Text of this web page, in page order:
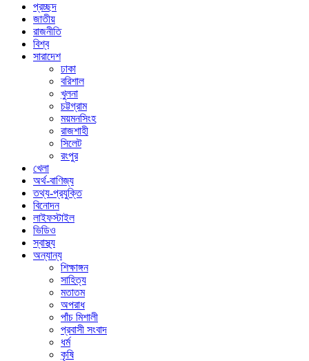
প্রচ্ছদ
জাতীয়
রাজনীতি
বিশ্ব
সারাদেশ
ঢাকা
বরিশাল
খুলনা
চট্টগ্রাম
ময়মনসিংহ
রাজশাহী
সিলেট
রংপুর
খেলা
অর্থ-বাণিজ্য
তথ্য-প্রযুক্তি
বিনোদন
লাইফস্টাইল
ভিডিও
স্বাস্থ্য
অন্যান্য
শিক্ষাঙ্গন
সাহিত্য
মতাতম
অপরাধ
পাঁচ মিশালী
প্রবাসী সংবাদ
ধর্ম
কৃষি